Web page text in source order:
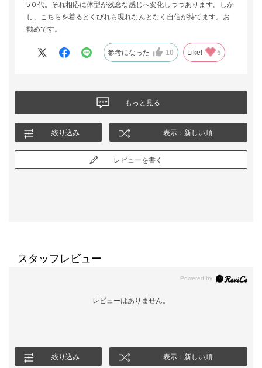
5０代。それ相応に体型が残念な感じへ変化しつつあります。しか
し、こちらを着るとくびれも現れなんとなく自信が持てます。お
勧めです。
参考になった 10 Like! 5
もっと見る
絞り込み 表示：新しい順
レビューを書く
スタッフレビュー
レビューはありません。
絞り込み 表示：新しい順